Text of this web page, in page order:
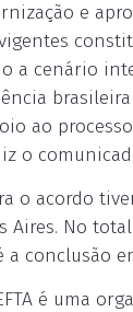
e
a cenário
ao
o
o acordo
Aires. No
a conclusão
é uma